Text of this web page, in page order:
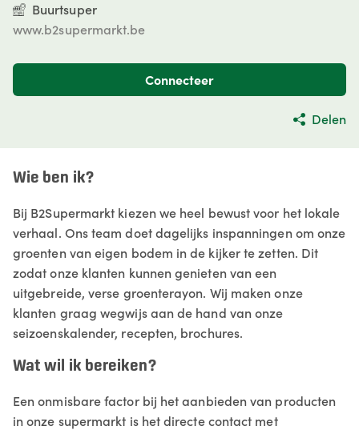
Buurtsuper
www.b2supermarkt.be
Connecteer
Delen
Wie ben ik?
Bij B2Supermarkt kiezen we heel bewust voor het lokale
verhaal. Ons team doet dagelijks inspanningen om onze
groenten van eigen bodem in de kijker te zetten. Dit
zodat onze klanten kunnen genieten van een
uitgebreide, verse groenterayon. Wij maken onze
klanten graag wegwijs aan de hand van onze
seizoenskalender, recepten, brochures.
Wat wil ik bereiken?
Een onmisbare factor bij het aanbieden van producten
in onze supermarkt is het directe contact met